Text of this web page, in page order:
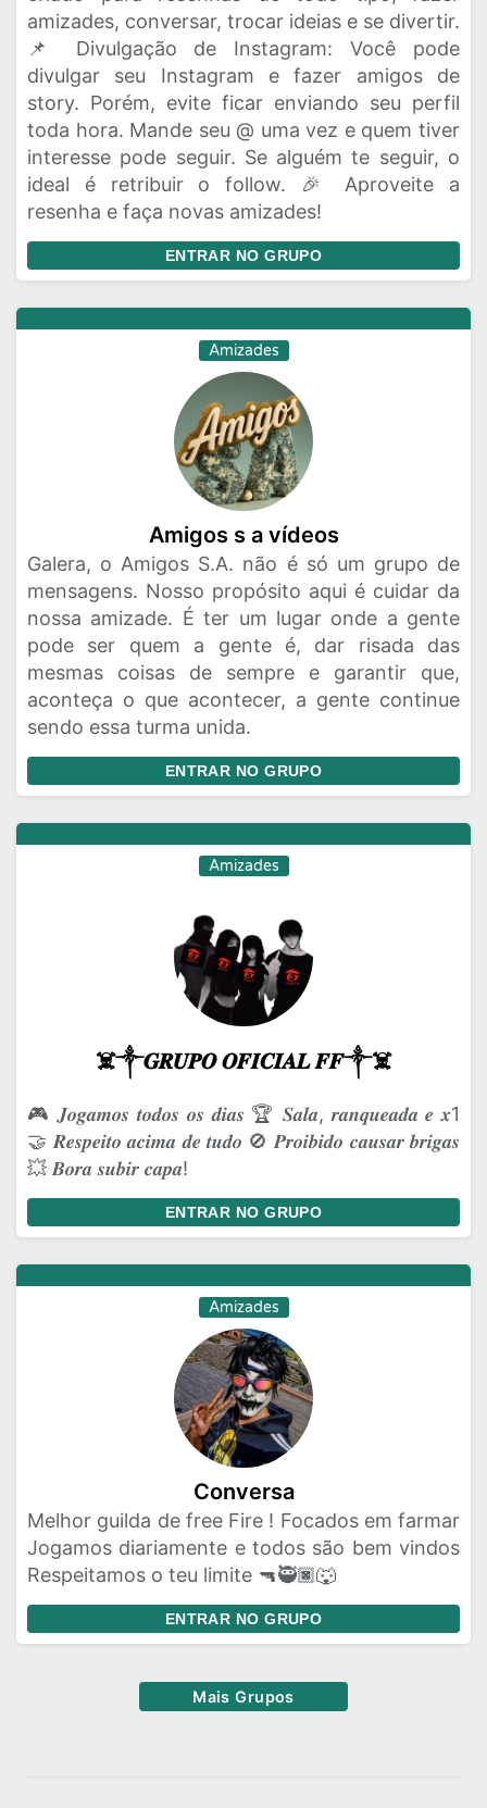
amizades, conversar, trocar ideias e se divertir.
📌 Divulgação de Instagram: Você pode
divulgar seu Instagram e fazer amigos de
story. Porém, evite ficar enviando seu perfil
toda hora. Mande seu @ uma vez e quem tiver
interesse pode seguir. Se alguém te seguir, o
ideal é retribuir o follow. 🎉 Aproveite a
resenha e faça novas amizades!
ENTRAR NO GRUPO
Amizades
Amigos s a vídeos
Galera, o Amigos S.A. não é só um grupo de
mensagens. Nosso propósito aqui é cuidar da
nossa amizade. É ter um lugar onde a gente
pode ser quem a gente é, dar risada das
mesmas coisas de sempre e garantir que,
aconteça o que acontecer, a gente continue
sendo essa turma unida.
ENTRAR NO GRUPO
Amizades
☠️༒𝑮𝑹𝑼𝑷𝑶 𝑶𝑭𝑰𝑪𝑰𝑨𝑳 𝑭𝑭༒☠️
🎮 𝑱𝒐𝒈𝒂𝒎𝒐𝒔 𝒕𝒐𝒅𝒐𝒔 𝒐𝒔 𝒅𝒊𝒂𝒔 🏆 𝑺𝒂𝒍𝒂, 𝒓𝒂𝒏𝒒𝒖𝒆𝒂𝒅𝒂 𝒆 𝒙1
🤝 𝑹𝒆𝒔𝒑𝒆𝒊𝒕𝒐 𝒂𝒄𝒊𝒎𝒂 𝒅𝒆 𝒕𝒖𝒅𝒐 🚫 𝑷𝒓𝒐𝒊𝒃𝒊𝒅𝒐 𝒄𝒂𝒖𝒔𝒂𝒓 𝒃𝒓𝒊𝒈𝒂𝒔
💥 𝑩𝒐𝒓𝒂 𝒔𝒖𝒃𝒊𝒓 𝒄𝒂𝒑𝒂!
ENTRAR NO GRUPO
Amizades
Conversa
Melhor guilda de free Fire ! Focados em farmar
Jogamos diariamente e todos são bem vindos
Respeitamos o teu limite 🔫🥷🏿🐺
ENTRAR NO GRUPO
Mais Grupos